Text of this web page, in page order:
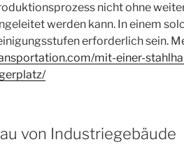
nicht ohne
werden kann. In einem
erforderlich sein.
mit-einer-
von Industriegebäude